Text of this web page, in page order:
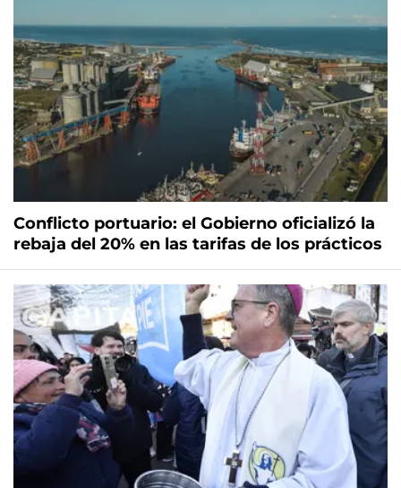
Conflicto portuario: el Gobierno oficializó la
rebaja del 20% en las tarifas de los prácticos